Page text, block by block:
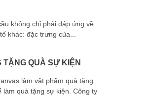
không chỉ phải đáp ứng về
khác: đặc trưng của...
QUÀ SỰ KIỆN
làm vật phẩm quà tặng
làm quà tặng sự kiện. Công ty